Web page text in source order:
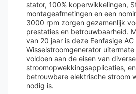
stator, 100% koperwikkelingen,
montageafmetingen en een
3000 rpm zorgen gezamenlijk
prestaties en betrouwbaarheid.
van 20 jaar is deze Eenfasige AC
Wisselstroomgenerator
voldoen aan de eisen van diverse
stroomopwekkingsapplicaties,
betrouwbare elektrische stroom
nodig is.